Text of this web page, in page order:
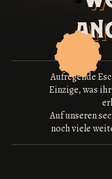
Aufregende
Einzige, was
Auf unseren
noch viele